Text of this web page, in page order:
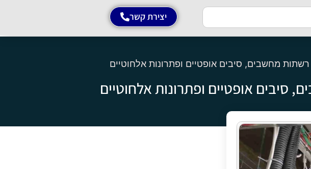
יצירת קשר
מחשבים, סיבים אופטיים ופתרונות אלחוטיים
אופטיים ופתרונות אלחוטיים